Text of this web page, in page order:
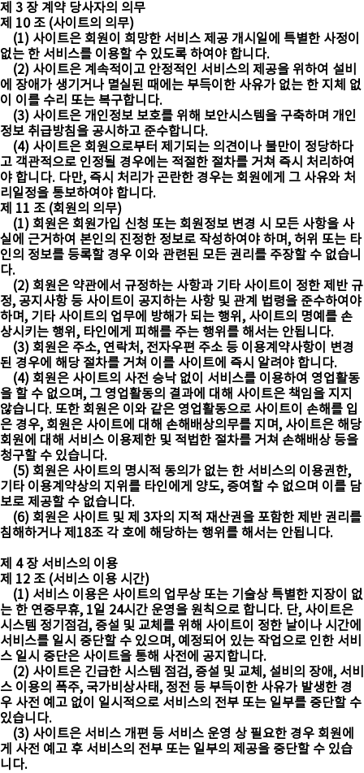
제 3 장 계약 당사자의 의무
제 10 조 (사이트의 의무)
(1) 사이트은 회원이 희망한 서비스 제공 개시일에 특별한 사정이
없는 한 서비스를 이용할 수 있도록 하여야 합니다.
(2) 사이트은 계속적이고 안정적인 서비스의 제공을 위하여 설비
에 장애가 생기거나 멸실된 때에는 부득이한 사유가 없는 한 지체 없
이 이를 수리 또는 복구합니다.
(3) 사이트은 개인정보 보호를 위해 보안시스템을 구축하며 개인
정보 취급방침을 공시하고 준수합니다.
(4) 사이트은 회원으로부터 제기되는 의견이나 불만이 정당하다
고 객관적으로 인정될 경우에는 적절한 절차를 거쳐 즉시 처리하여
야 합니다. 다만, 즉시 처리가 곤란한 경우는 회원에게 그 사유와 처
리일정을 통보하여야 합니다.
제 11 조 (회원의 의무)
(1) 회원은 회원가입 신청 또는 회원정보 변경 시 모든 사항을 사
실에 근거하여 본인의 진정한 정보로 작성하여야 하며, 허위 또는 타
인의 정보를 등록할 경우 이와 관련된 모든 권리를 주장할 수 없습니
다.
(2) 회원은 약관에서 규정하는 사항과 기타 사이트이 정한 제반 규
정, 공지사항 등 사이트이 공지하는 사항 및 관계 법령을 준수하여야
하며, 기타 사이트의 업무에 방해가 되는 행위, 사이트의 명예를 손
상시키는 행위, 타인에게 피해를 주는 행위를 해서는 안됩니다.
(3) 회원은 주소, 연락처, 전자우편 주소 등 이용계약사항이 변경
된 경우에 해당 절차를 거쳐 이를 사이트에 즉시 알려야 합니다.
(4) 회원은 사이트의 사전 승낙 없이 서비스를 이용하여 영업활동
을 할 수 없으며, 그 영업활동의 결과에 대해 사이트은 책임을 지지
않습니다. 또한 회원은 이와 같은 영업활동으로 사이트이 손해를 입
은 경우, 회원은 사이트에 대해 손해배상의무를 지며, 사이트은 해당
회원에 대해 서비스 이용제한 및 적법한 절차를 거쳐 손해배상 등을
청구할 수 있습니다.
(5) 회원은 사이트의 명시적 동의가 없는 한 서비스의 이용권한,
기타 이용계약상의 지위를 타인에게 양도, 증여할 수 없으며 이를 담
보로 제공할 수 없습니다.
(6) 회원은 사이트 및 제 3자의 지적 재산권을 포함한 제반 권리를
침해하거나 제18조 각 호에 해당하는 행위를 해서는 안됩니다.
제 4 장 서비스의 이용
제 12 조 (서비스 이용 시간)
(1) 서비스 이용은 사이트의 업무상 또는 기술상 특별한 지장이 없
는 한 연중무휴, 1일 24시간 운영을 원칙으로 합니다. 단, 사이트은
시스템 정기점검, 증설 및 교체를 위해 사이트이 정한 날이나 시간에
서비스를 일시 중단할 수 있으며, 예정되어 있는 작업으로 인한 서비
스 일시 중단은 사이트을 통해 사전에 공지합니다.
(2) 사이트은 긴급한 시스템 점검, 증설 및 교체, 설비의 장애, 서비
스 이용의 폭주, 국가비상사태, 정전 등 부득이한 사유가 발생한 경
우 사전 예고 없이 일시적으로 서비스의 전부 또는 일부를 중단할 수
있습니다.
(3) 사이트은 서비스 개편 등 서비스 운영 상 필요한 경우 회원에
게 사전 예고 후 서비스의 전부 또는 일부의 제공을 중단할 수 있습
니다.